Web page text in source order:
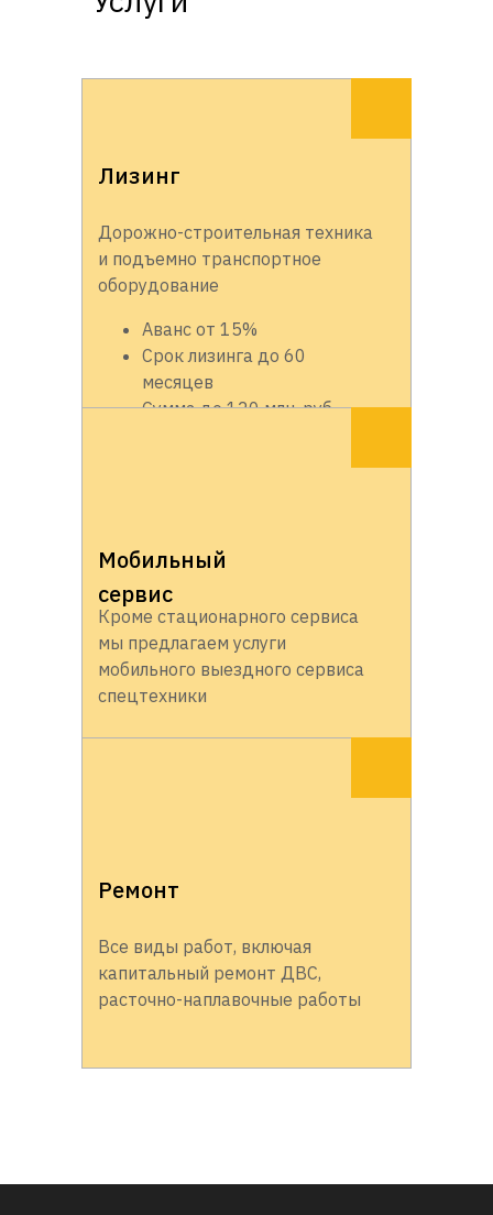
Лизинг
Дорожно-строительная техника
и подъемно транспортное
оборудование
Аванс от 15%
Срок лизинга до 60
месяцев
Сумма до 120 млн. руб.
Мобильный
сервис
Кроме стационарного сервиса
мы предлагаем услуги
мобильного выездного сервиса
спецтехники
Ремонт
Все виды работ, включая
капитальный ремонт ДВС,
расточно-наплавочные работы